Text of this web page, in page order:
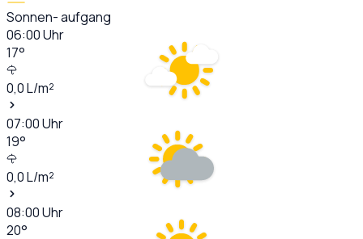
Sonnen- aufgang
06:00Uhr
17°
0,0L/m²
07:00Uhr
19°
0,0L/m²
08:00Uhr
20°